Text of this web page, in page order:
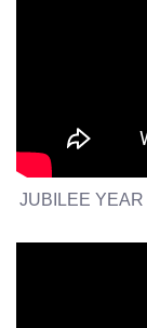
JUBILEE